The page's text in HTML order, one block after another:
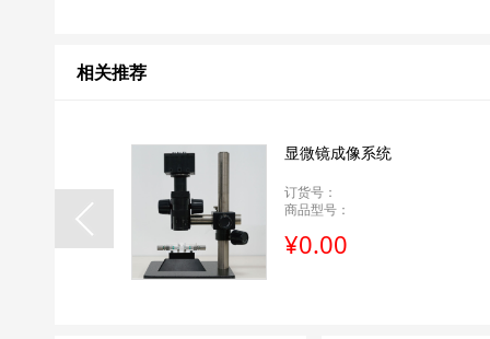
相关推荐
显微镜成像系统
订货号：
商品型号：
¥0.00